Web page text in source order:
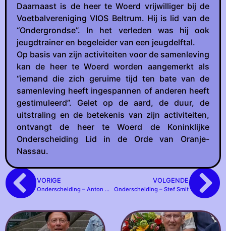
Daarnaast is de heer te Woerd vrijwilliger bij de
Voetbalvereniging VIOS Beltrum. Hij is lid van de
“Ondergrondse”. In het verleden was hij ook
jeugdtrainer en begeleider van een jeugdelftal.
Op basis van zijn activiteiten voor de samenleving
kan de heer te Woerd worden aangemerkt als
“iemand die zich geruime tijd ten bate van de
samenleving heeft ingespannen of anderen heeft
gestimuleerd”. Gelet op de aard, de duur, de
uitstraling en de betekenis van zijn activiteiten,
ontvangt de heer te Woerd de Koninklijke
Onderscheiding Lid in de Orde van Oranje-
Nassau.
VORIGE
Onderscheiding – Anton Helmers
VOLGENDE
Onderscheiding – Stef Smit